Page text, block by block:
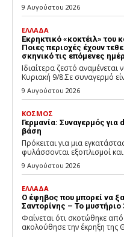
9 Αυγούστου 2026
ΕΛΛΑΔΑ
Εκρηκτικό «κοκτέιλ» του
Ποιες περιοχές έχουν
σκηνικό τις επόμενες
Ιδιαίτερα ζεστό αναμένεται
Κυριακή 9/8.Σε συναγερμό
9 Αυγούστου 2026
ΚΟΣΜΟΣ
Γερμανία: Συναγερμός
βάση
Πρόκειται για μια
φυλάσσονται εξοπλισμοί
9 Αυγούστου 2026
ΕΛΛΑΔΑ
Ο έφηβος που μπορεί να
Σαντορίνης – Το μυστήριο
Φαίνεται ότι σκοτώθηκε
ακολούθησε την έκρηξη της